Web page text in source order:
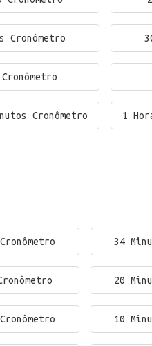
Cronômetro
Cronômetro 1
34
20
10